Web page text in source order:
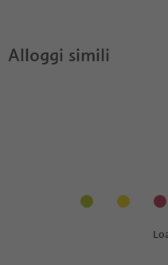
Alloggi simili